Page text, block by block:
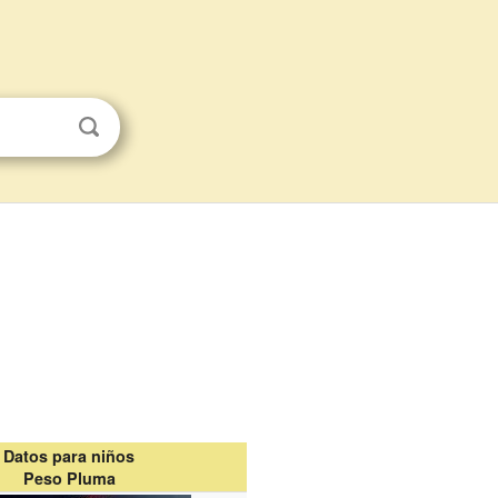
Datos para niños
Peso Pluma